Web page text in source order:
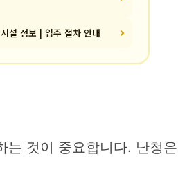
설 정보 | 입주 절차 안내
것이 중요합니다. 난청